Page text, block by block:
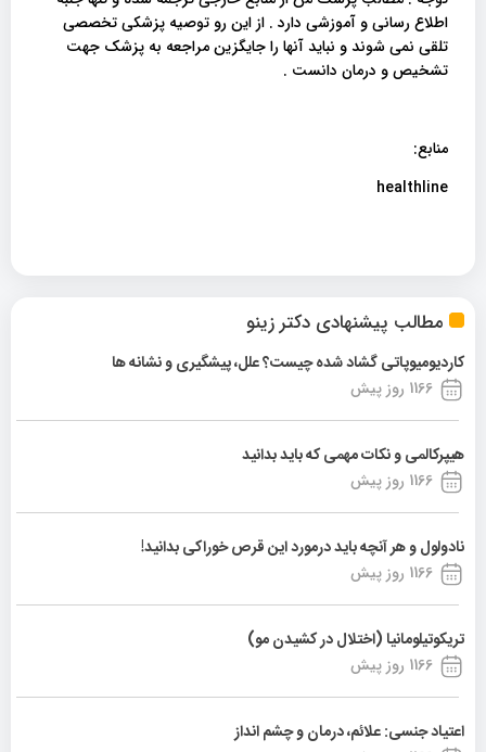
مطالب پیشنهادی دکتر زینو
کاردیومیوپاتی گشاد شده چیست؟ علل، پیشگیری و نشانه ها
1166 روز پیش
هیپرکالمی و نکات مهمی که باید بدانید
1166 روز پیش
نادولول و هر آنچه باید درمورد این قرص خوراکی بدانید!
1166 روز پیش
تریکوتیلومانیا (اختلال در کشیدن مو)
1166 روز پیش
اعتیاد جنسی: علائم، درمان و چشم انداز
اطلاع رسانی و آموزشی دارد . از این رو توصیه پزشکی تخصصی
تلقی نمی شوند و نباید آنها را جایگزین مراجعه به پزشک جهت
تشخیص و درمان دانست .
منابع:
healthline